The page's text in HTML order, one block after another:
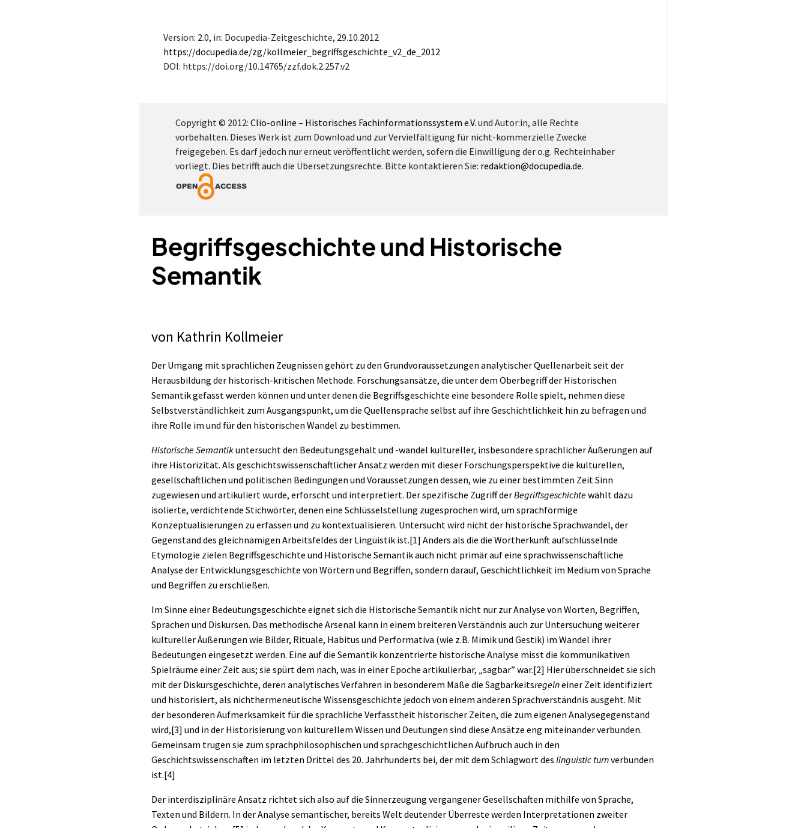
Version: 2.0, in: Docupedia-Zeitgeschichte, 29.10.2012
https://docupedia.de/zg/kollmeier_begriffsgeschichte_v2_de_2012
DOI: https://doi.org/10.14765/zzf.dok.2.257.v2
Copyright © 2012: Clio-online – Historisches Fachinformationssystem e.V. und Autor:in, alle Rechte
vorbehalten. Dieses Werk ist zum Download und zur Vervielfältigung für nicht-kommerzielle Zwecke
freigegeben. Es darf jedoch nur erneut veröffentlicht werden, sofern die Einwilligung der o.g. Rechteinhaber
vorliegt. Dies betrifft auch die Übersetzungsrechte. Bitte kontaktieren Sie: redaktion@docupedia.de.
Begriffsgeschichte und Historische
Semantik
von Kathrin Kollmeier
Der Umgang mit sprachlichen Zeugnissen gehört zu den Grundvoraussetzungen analytischer Quellenarbeit seit der
Herausbildung der historisch-kritischen Methode. Forschungsansätze, die unter dem Oberbegriff der Historischen
Semantik gefasst werden können und unter denen die Begriffsgeschichte eine besondere Rolle spielt, nehmen diese
Selbstverständlichkeit zum Ausgangspunkt, um die Quellensprache selbst auf ihre Geschichtlichkeit hin zu befragen und
ihre Rolle im und für den historischen Wandel zu bestimmen.
Historische Semantikuntersucht den Bedeutungsgehalt und -wandel kultureller, insbesondere sprachlicher Äußerungen auf
ihre Historizität. Als geschichtswissenschaftlicher Ansatz werden mit dieser Forschungsperspektive die kulturellen,
gesellschaftlichen und politischen Bedingungen und Voraussetzungen dessen, wie zu einer bestimmten Zeit Sinn
zugewiesen und artikuliert wurde, erforscht und interpretiert. Der spezifische Zugriff derBegriffsgeschichtewählt dazu
isolierte, verdichtende Stichwörter, denen eine Schlüsselstellung zugesprochen wird, um sprachförmige
Konzeptualisierungen zu erfassen und zu kontextualisieren. Untersucht wird nicht der historische Sprachwandel, der
Gegenstand des gleichnamigen Arbeitsfeldes der Linguistik ist.[1] Anders als die die Wortherkunft aufschlüsselnde
Etymologie zielen Begriffsgeschichte und Historische Semantik auch nicht primär auf eine sprachwissenschaftliche
Analyse der Entwicklungsgeschichte von Wörtern und Begriffen, sondern darauf, Geschichtlichkeit im Medium von Sprache
und Begriffen zu erschließen.
Im Sinne einer Bedeutungsgeschichte eignet sich die Historische Semantik nicht nur zur Analyse von Worten, Begriffen,
Sprachen und Diskursen. Das methodische Arsenal kann in einem breiteren Verständnis auch zur Untersuchung weiterer
kultureller Äußerungen wie Bilder, Rituale, Habitus und Performativa (wie z.B. Mimik und Gestik) im Wandel ihrer
Bedeutungen eingesetzt werden. Eine auf die Semantik konzentrierte historische Analyse misst die kommunikativen
Spielräume einer Zeit aus; sie spürt dem nach, was in einer Epoche artikulierbar, „sagbar” war.[2] Hier überschneidet sie sich
mit der Diskursgeschichte, deren analytisches Verfahren in besonderem Maße die Sagbarkeitsregelneiner Zeit identifiziert
und historisiert, als nichthermeneutische Wissensgeschichte jedoch von einem anderen Sprachverständnis ausgeht. Mit
der besonderen Aufmerksamkeit für die sprachliche Verfasstheit historischer Zeiten, die zum eigenen Analysegegenstand
wird,[3] und in der Historisierung von kulturellem Wissen und Deutungen sind diese Ansätze eng miteinander verbunden.
Gemeinsam trugen sie zum sprachphilosophischen und sprachgeschichtlichen Aufbruch auch in den
Geschichtswissenschaften im letzten Drittel des 20. Jahrhunderts bei, der mit dem Schlagwort des linguistic turnverbunden
ist.[4]
Der interdisziplinäre Ansatz richtet sich also auf die Sinnerzeugung vergangener Gesellschaften mithilfe von Sprache,
Texten und Bildern. In der Analyse semantischer, bereits Welt deutender Überreste werden Interpretationen zweiter